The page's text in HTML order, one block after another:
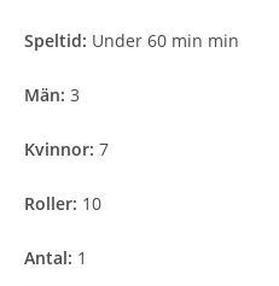
Speltid: Under 60 min min
Män: 3
Kvinnor: 7
Roller: 10
Antal: 1